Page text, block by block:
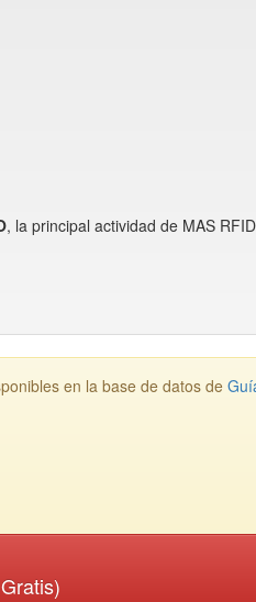
, la principal actividad de MAS
en la base de datos de